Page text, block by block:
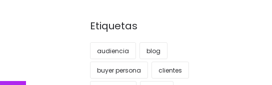
Etiquetas
audiencia blog
buyer persona clientes